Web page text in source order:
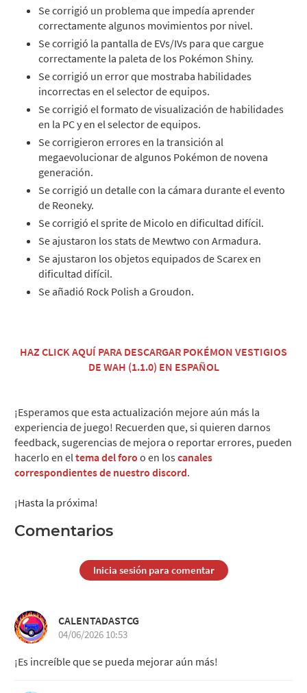
Se corrigió un problema que impedía aprender
correctamente algunos movimientos por nivel.
Se corrigió la pantalla de EVs/IVs para que cargue
correctamente la paleta de los Pokémon Shiny.
Se corrigió un error que mostraba habilidades
incorrectas en el selector de equipos.
Se corrigió el formato de visualización de habilidades
en la PC y en el selector de equipos.
Se corrigieron errores en la transición al
megaevolucionar de algunos Pokémon de novena
generación.
Se corrigió un detalle con la cámara durante el evento
de Reoneky.
Se corrigió el sprite de Micolo en dificultad difícil.
Se ajustaron los stats de Mewtwo con Armadura.
Se ajustaron los objetos equipados de Scarex en
dificultad difícil.
Se añadió Rock Polish a Groudon.
HAZ CLICK AQUÍ PARA DESCARGAR POKÉMON VESTIGIOS
DE WAH (1.1.0) EN ESPAÑOL
¡Esperamos que esta actualización mejore aún más la
experiencia de juego! Recuerden que, si quieren darnos
feedback, sugerencias de mejora o reportar errores, pueden
hacerlo en eltema del foro o en los canales
correspondientes de nuestro discord.
¡Hasta la próxima!
Comentarios
Inicia sesión para comentar
CALENTADASTCG
04/06/2026 10:53
¡Es increíble que se pueda mejorar aún más!